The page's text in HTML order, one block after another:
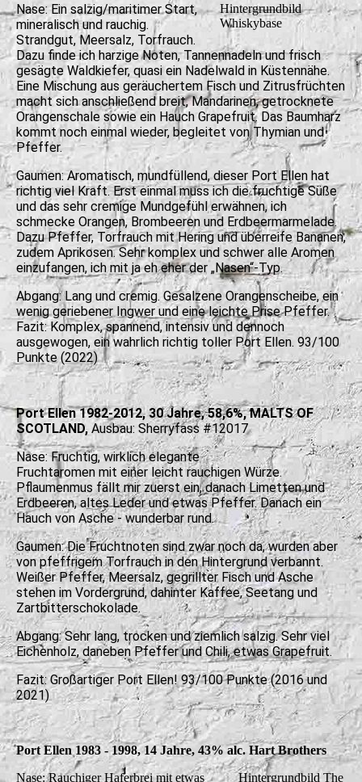
Hintergrundbild
Whiskybase
Nase: Ein salzig/maritimer Start,
mineralisch und rauchig.
Strandgut, Meersalz, Torfrauch.
Dazu finde ich harzige Noten, Tannennadeln und frisch
gesägte Waldkiefer, quasi ein Nadelwald in Küstennähe.
Eine Mischung aus geräuchertem Fisch und Zitrusfrüchten
macht sich anschließend breit, Mandarinen, getrocknete
Orangenschale sowie ein Hauch Grapefruit. Das Baumharz
kommt noch einmal wieder, begleitet von Thymian und
Pfeffer.
Gaumen: Aromatisch, mundfüllend, dieser Port Ellen hat
richtig viel Kraft. Erst einmal muss ich die fruchtige Süße
und das sehr cremige Mundgefühl erwähnen, ich
schmecke Orangen, Brombeeren und Erdbeermarmelade.
Dazu Pfeffer, Torfrauch mit Hering und überreife Bananen,
zudem Aprikosen. Sehr komplex und schwer alle Aromen
einzufangen, ich mit ja eh eher der „Nasen“-Typ.
Abgang: Lang und cremig. Gesalzene Orangenscheibe, ein
wenig geriebener Ingwer und eine leichte Prise Pfeffer.
Fazit: Komplex, spannend, intensiv und dennoch
ausgewogen, ein wahrlich richtig toller Port Ellen. 93/100
Punkte (2022)
Port Ellen 1982-2012, 30 Jahre, 58,6%,MALTS OF
SCOTLAND, Ausbau: Sherryfass #12017
Nase: Fruchtig, wirklich elegante
Fruchtaromen mit einer leicht rauchigen Würze.
Pflaumenmus fällt mir zuerst ein, danach Limetten und
Erdbeeren, altes Leder und etwas Pfeffer. Danach ein
Hauch von Asche - wunderbar rund.
Gaumen: Die Fruchtnoten sind zwar noch da, wurden aber
von pfeffrigem Torfrauch in den Hintergrund verbannt.
Weißer Pfeffer, Meersalz, gegrillter Fisch und Asche
stehen im Vordergrund, dahinter Kaffee, Seetang und
Zartbitterschokolade.
Abgang: Sehr lang, trocken und ziemlich salzig. Sehr viel
Eichenholz, daneben Pfeffer und Chili, etwas Grapefruit.
Fazit: Großartiger Port Ellen! 93/100 Punkte (2016 und
2021)
Port Ellen 1983 - 1998, 14 Jahre, 43% alc. Hart Brothers
Hintergrundbild The
Nase: Rauchiger Haferbrei mit etwas